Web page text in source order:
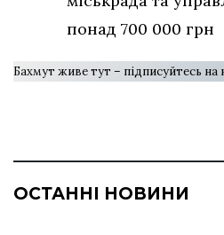
понад 700 000 грн
Бахмут живе тут – підписуйтесь на
ОСТАННІ НОВИНИ